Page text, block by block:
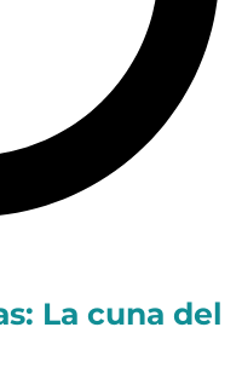
La cuna del